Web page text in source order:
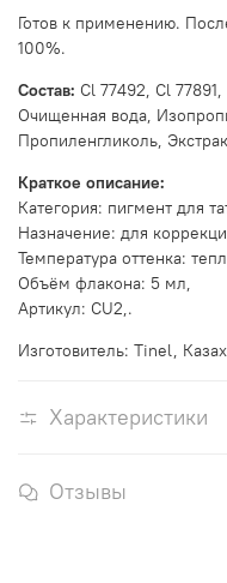
Готов к применению.
100%.
Состав: Cl 77492, Cl
Очищенная вода,
Пропиленгликоль,
Краткое описание:
Категория: пигмент для
Назначение: для
Температура оттенка:
Объём флакона: 5 мл,
Артикул: СU2,.
Изготовитель: Tinel,
Характеристики
Отзывы